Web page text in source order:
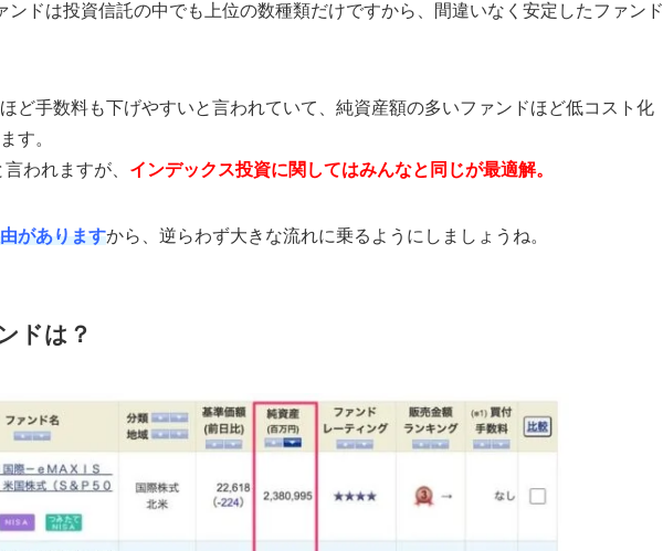
ンドは投資信託の中でも上位の数種類だけですから、間違いなく安定したファンド
ど手数料も下げやすいと言われていて、純資産額の多いファンドほど低コスト化
す。
われますが、 インデックス投資に関してはみんなと同じが最適解。
がありますから、逆らわず大きな流れに乗るようにしましょうね。
ドは？